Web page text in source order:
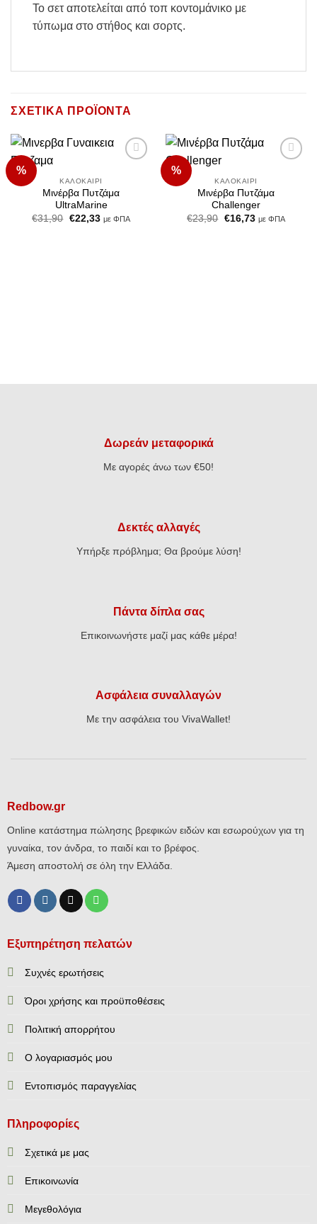
Το σετ αποτελείται από τοπ κοντομάνικο με
τύπωμα στο στήθος και σορτς.
ΣΧΕΤΙΚΆ ΠΡΟΪΌΝΤΑ
%
ΚΑΛΟΚΑΊΡΙ
Μινέρβα Πυτζάμα
UltraMarine
€31,90 Original
€22,33Ημε ΦΠΑ
%
ΚΑΛΟΚΑΊΡΙ
Μινέρβα Πυτζάμα
Challenger
€23,90 Original
€16,73Ημε ΦΠΑ
Δωρεάν μεταφορικά
Με αγορές άνω των €50!
Δεκτές αλλαγές
Υπήρξε πρόβλημα; Θα βρούμε λύση!
Πάντα δίπλα σας
Επικοινωνήστε μαζί μας κάθε μέρα!
Ασφάλεια συναλλαγών
Με την ασφάλεια του VivaWallet!
Redbow.gr
Online κατάστημα πώλησης βρεφικών ειδών και εσωρούχων για τη
γυναίκα, τον άνδρα, το παιδί και το βρέφος.
Άμεση αποστολή σε όλη την Ελλάδα.
Εξυπηρέτηση πελατών
Συχνές ερωτήσεις
Όροι χρήσης και προϋποθέσεις
Πολιτική απορρήτου
Ο λογαριασμός μου
Εντοπισμός παραγγελίας
Πληροφορίες
Σχετικά με μας
Επικοινωνία
Mεγεθολόγια